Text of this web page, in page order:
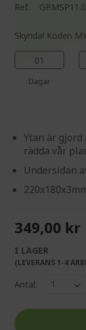
Ref.
Skynda! Koden
01
Dagar
Ytan är
rädda vår
Undersidan
349,00 kr
I LAGER
(LEVERANS 1-4
Antal: